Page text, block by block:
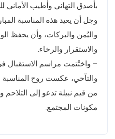
بأصدق التهاني وأطيب الأماني
وجل أن يعيد هذه المناسبة
واليُمن والبركات، وأن يحفظ
والاستقرار والرخاء.
– واختُتمت مراسم الاستقبال
والتآخي، عكست روح المناسبة
من قيم نبيلة تدعو إلى
مكونات المجتمع.